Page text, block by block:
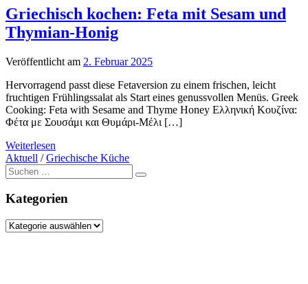
Griechisch kochen: Feta mit Sesam und
Thymian-Honig
Veröffentlicht am 2. Februar 2025
Hervorragend passt diese Fetaversion zu einem frischen, leicht
fruchtigen Frühlingssalat als Start eines genussvollen Menüs. Greek
Cooking: Feta with Sesame and Thyme Honey Ελληνική Κουζίνα:
Φέτα με Σουσάμι και Θυμάρι-Μέλι […]
Weiterlesen
Aktuell /Griechische Küche
Suche
nach:
Kategorien
Kategorien